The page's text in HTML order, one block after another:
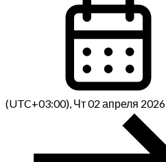
(UTC+03:00), Чт 02 апреля 2026